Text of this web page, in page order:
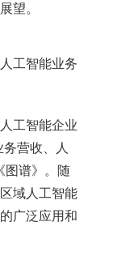
望。
工智能业务
工智能企业
营收、人
图谱》。随
域人工智能
广泛应用和